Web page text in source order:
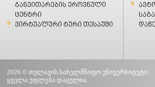
განვითარების ეროვნული
ცენტრი
ვირტუალური ტური თესაუში
2026 © თელავის სახელმწიფო უნივერსიტეტი.
ყველა უფლება დაცულია.